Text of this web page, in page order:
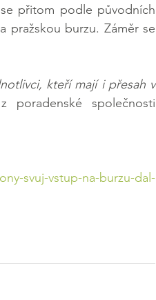
přitom podle původních
pražskou burzu. Záměr se
kteří mají i přesah v
společnosti
svuj-vstup-na-burzu-dal-